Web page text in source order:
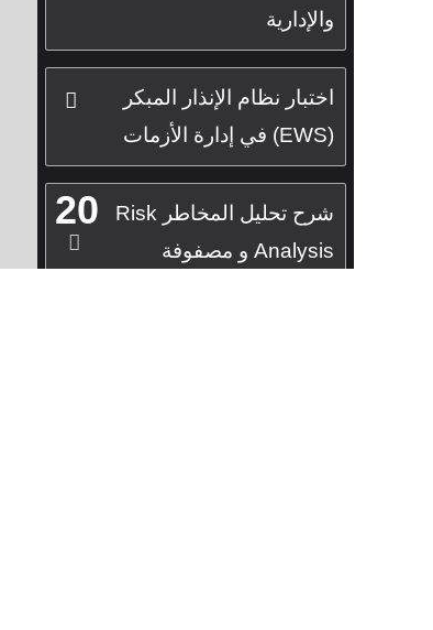
والإدارية
اختبار نظام الإنذار المبكر
(EWS) في إدارة الأزمات
شرح تحليل المخاطر Risk
Analysis و مصفوفة
20